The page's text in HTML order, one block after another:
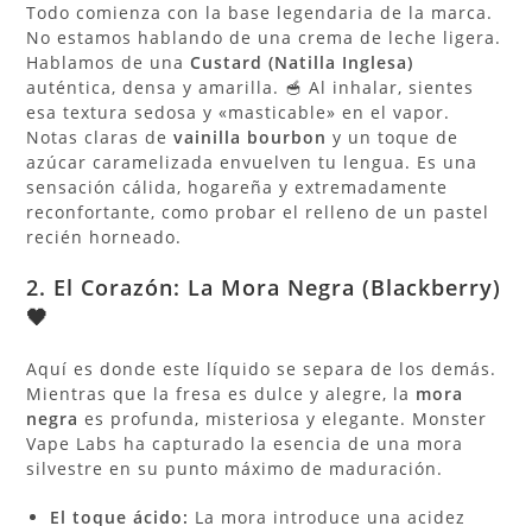
Todo comienza con la base legendaria de la marca.
No estamos hablando de una crema de leche ligera.
Hablamos de unaCustard (Natilla Inglesa)
auténtica, densa y amarilla. 🥣 Al inhalar, sientes
esa textura sedosa y «masticable» en el vapor.
Notas claras devainilla bourbon y un toque de
azúcar caramelizada envuelven tu lengua. Es una
sensación cálida, hogareña y extremadamente
reconfortante, como probar el relleno de un pastel
recién horneado.
2. El Corazón: La Mora Negra (Blackberry)
🖤
Aquí es donde este líquido se separa de los demás.
Mientras que la fresa es dulce y alegre, la mora
negra es profunda, misteriosa y elegante. Monster
Vape Labs ha capturado la esencia de una mora
silvestre en su punto máximo de maduración.
El toque ácido: La mora introduce una acidez